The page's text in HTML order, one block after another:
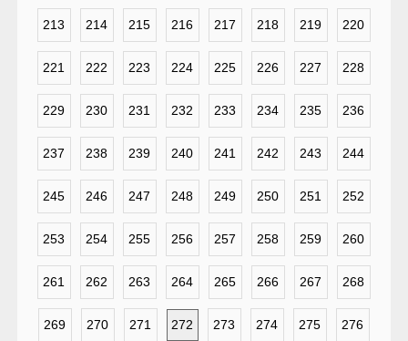
213 214 215 216 217 218 219 220
221 222 223 224 225 226 227 228
229 230 231 232 233 234 235 236
237 238 239 240 241 242 243 244
245 246 247 248 249 250 251 252
253 254 255 256 257 258 259 260
261 262 263 264 265 266 267 268
269 270 271 272 273 274 275 276